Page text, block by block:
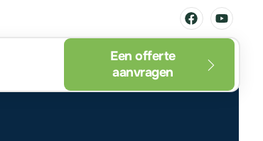
Een offerte
aanvragen